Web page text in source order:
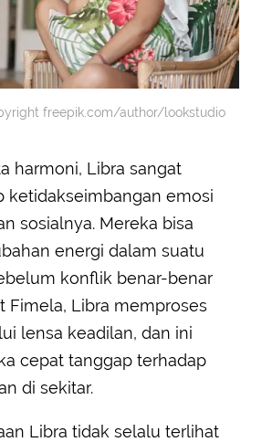
freepik.com/author/lookstudio
harmoni, Libra sangat
ketidakseimbangan emosi
sosialnya. Mereka bisa
energi dalam suatu
konflik benar-benar
Fimela, Libra memproses
lensa keadilan, dan ini
cepat tanggap terhadap
di sekitar.
Libra tidak selalu terlihat